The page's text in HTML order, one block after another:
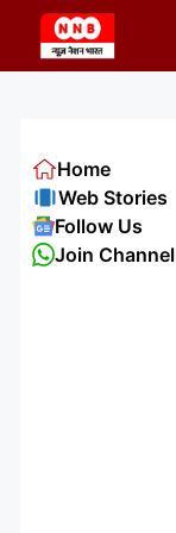
content
Home
Web Stories
Follow Us
Join Channel